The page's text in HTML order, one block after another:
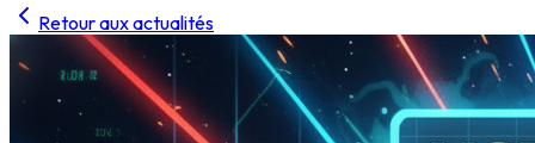
Retour aux actualités